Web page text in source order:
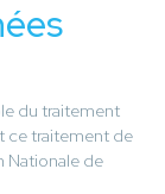
du traitement
ce traitement de
Nationale de